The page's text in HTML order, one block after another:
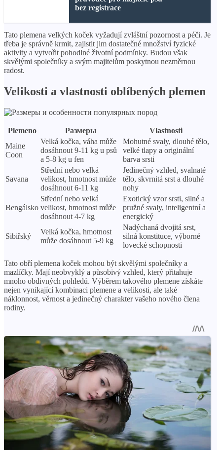
bez registrace
Tato plemena velkých koček vyžadují zvláštní pozornost a péči. Je
třeba je správně krmit, zajistit jim dostatečné množství fyzické
aktivity a vytvořit pohodlné životní podmínky. Budou však
skvělými společníky a svým majitelům poskytnou nezměrnou
radost.
Velikosti a vlastnosti oblíbených plemen
Plemeno Размеры
Vlastnosti
Maine
Coon
Velká kočka, váha může
dosáhnout 9-11 kg u psů
a 5-8 kg u fen
Mohutné svaly, dlouhé tělo,
velké tlapy a originální
barva srsti
Savana
Střední nebo velká
velikost, hmotnost může
dosáhnout 6-11 kg
Jedinečný vzhled, svalnaté
tělo, skvrnitá srst a dlouhé
nohy
Bengálsko
Střední nebo velká
velikost, hmotnost může
dosáhnout 4-7 kg
Exotický vzor srsti, silné a
pružné svaly, inteligentní a
energický
Sibiřský
Velká kočka, hmotnost
může dosáhnout 5-9 kg
Nadýchaná dvojitá srst,
silná konstituce, výborné
lovecké schopnosti
Tato obří plemena koček mohou být skvělými společníky a
mazlíčky. Mají neobvyklý a působivý vzhled, který přitahuje
mnoho obdivných pohledů. Výběrem takového plemene získáte
nejen vynikající kombinaci plemene a velikosti, ale také
náklonnost, věrnost a jedinečný charakter vašeho nového člena
rodiny.